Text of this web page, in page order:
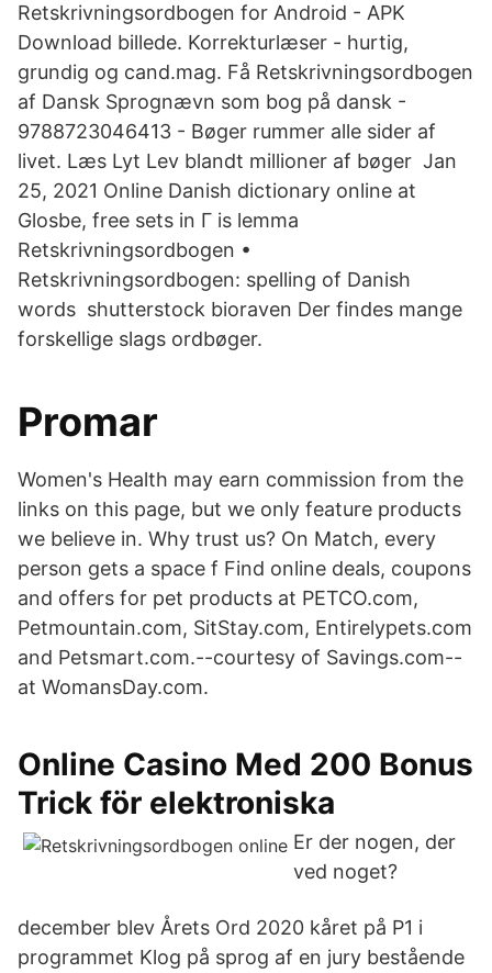
Retskrivningsordbogen for Android - APK
Download billede. Korrekturlæser - hurtig,
grundig og cand.mag. Få Retskrivningsordbogen
af Dansk Sprognævn som bog på dansk -
9788723046413 - Bøger rummer alle sider af
livet. Læs Lyt Lev blandt millioner af bøger Jan
25, 2021 Online Danish dictionary online at
Glosbe, free sets in Γ is lemma
Retskrivningsordbogen •
Retskrivningsordbogen: spelling of Danish
words shutterstock bioraven Der findes mange
forskellige slags ordbøger.
Promar
Women's Health may earn commission from the
links on this page, but we only feature products
we believe in. Why trust us? On Match, every
person gets a space f Find online deals, coupons
and offers for pet products at PETCO.com,
Petmountain.com, SitStay.com, Entirelypets.com
and Petsmart.com.--courtesy of Savings.com--
at WomansDay.com.
Online Casino Med 200 Bonus
Trick för elektroniska
Er der nogen, der
ved noget?
december blev Årets Ord 2020 kåret på P1 i
programmet Klog på sprog af en jury bestående